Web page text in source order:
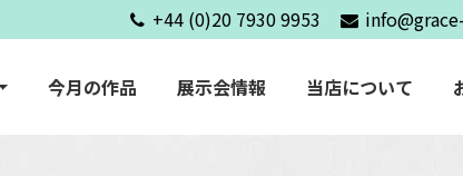
+44 (0)20 7930 9953
今月の作品 展示会情報 当店について